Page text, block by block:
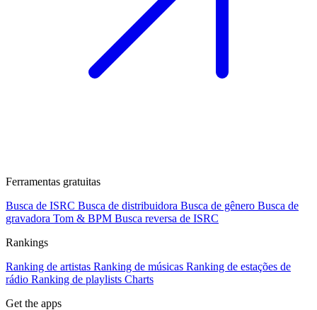
Ferramentas gratuitas
Busca de ISRC Busca de distribuidora Busca de gênero Busca de
gravadora Tom & BPM Busca reversa de ISRC
Rankings
Ranking de artistas Ranking de músicas Ranking de estações de
rádio Ranking de playlists Charts
Get the apps